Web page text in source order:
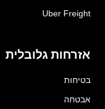
Uber Freight
אזרחות גלובלית
בטיחות
אבטחה